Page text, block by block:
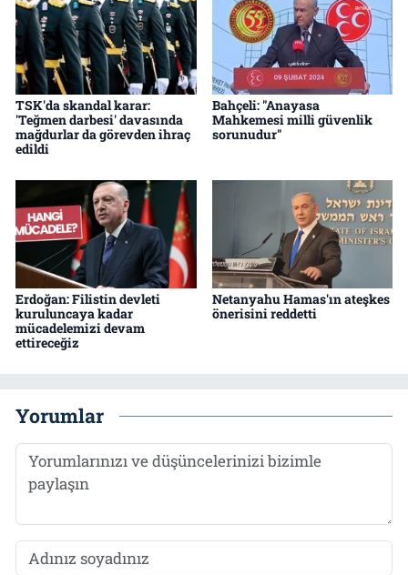
TSK'da skandal karar:
'Teğmen darbesi' davasında
mağdurlar da görevden ihraç
edildi
Bahçeli: "Anayasa
Mahkemesi milli güvenlik
sorunudur"
Erdoğan: Filistin devleti
kuruluncaya kadar
mücadelemizi devam
ettireceğiz
Netanyahu Hamas'ın ateşkes
önerisini reddetti
Yorumlar